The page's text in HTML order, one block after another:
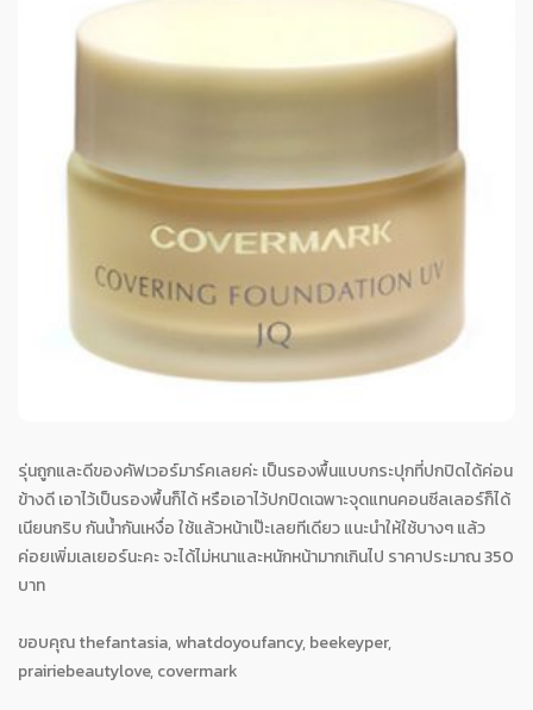
รุ่นถูกและดีของคัฟเวอร์มาร์คเลยค่ะ เป็นรองพื้นแบบกระปุกที่ปกปิดได้ค่อน
ข้างดี เอาไว้เป็นรองพื้นก็ได้ หรือเอาไว้ปกปิดเฉพาะจุดแทนคอนซีลเลอร์ก็ได้
เนียนกริบ กันน้ำกันเหงื่อ ใช้แล้วหน้าเป๊ะเลยทีเดียว แนะนำให้ใช้บางๆ แล้ว
ค่อยเพิ่มเลเยอร์นะคะ จะได้ไม่หนาและหนักหน้ามากเกินไป ราคาประมาณ 350
บาท
ขอบคุณ thefantasia, whatdoyoufancy, beekeyper,
prairiebeautylove, covermark